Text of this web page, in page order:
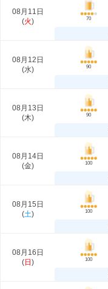
08月11日
(火) 70
08月12日
(水) 90
08月13日
(木) 90
08月14日
(金) 100
08月15日
(土) 100
08月16日
(日 ) 100